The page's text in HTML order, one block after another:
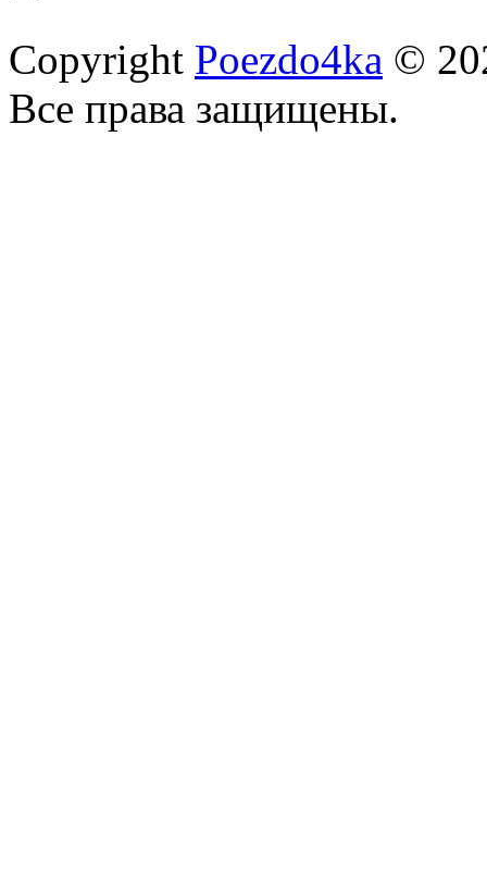
Copyright Poezdo4ka ©
Все права защищены.